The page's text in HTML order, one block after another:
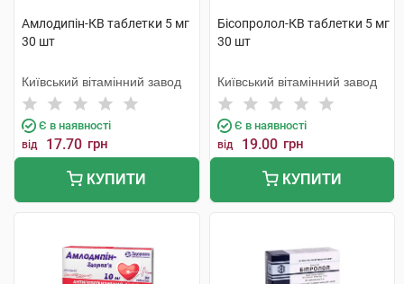
Амлодипін-КВ таблетки 5 мг
30 шт
Київський вітамінний завод
Є в наявності
від 17.70 грн
КУПИТИ
Бісопролол-КВ таблетки 5 мг
30 шт
Київський вітамінний завод
Є в наявності
від 19.00 грн
КУПИТИ